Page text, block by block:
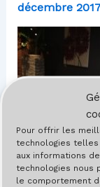
Pour offrir les
technologies
aux informations
technologies nous
le comportement
décembre